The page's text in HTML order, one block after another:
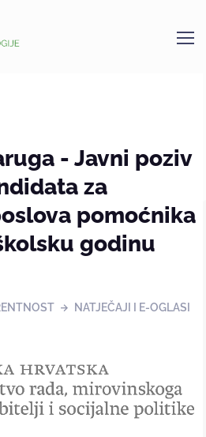
- Javni poziv
za
pomoćnika
godinu
NATJEČAJI I E-OGLASI